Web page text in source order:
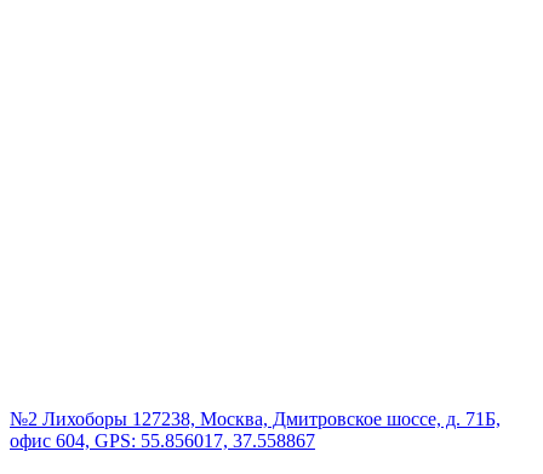
№2 Лихоборы 127238, Москва, Дмитровское шоссе, д. 71Б,
офис 604, GPS: 55.856017, 37.558867